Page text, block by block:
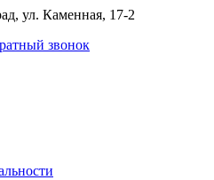
ул. Каменная, 17-2
звонок